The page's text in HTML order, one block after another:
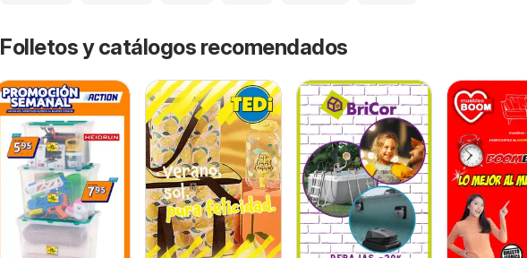
Folletos y catálogos recomendados